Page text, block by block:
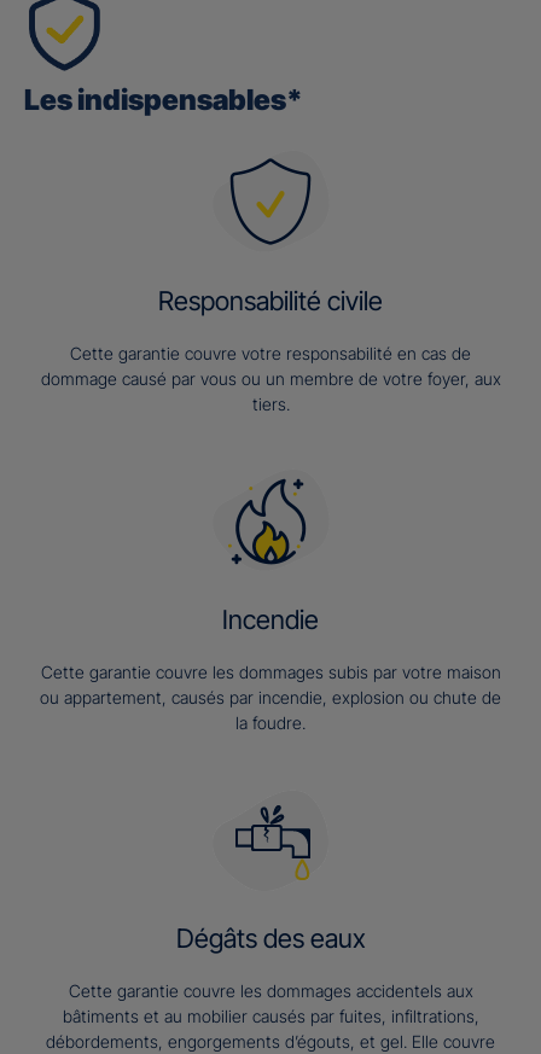
Les indispensables*
Responsabilité civile
Cette garantie couvre votre responsabilité en cas de
dommage causé par vous ou un membre de votre foyer, aux
tiers.
Incendie
Cette garantie couvre les dommages subis par votre maison
ou appartement, causés par incendie, explosion ou chute de
la foudre.
Dégâts des eaux
Cette garantie couvre les dommages accidentels aux
bâtiments et au mobilier causés par fuites, infiltrations,
débordements, engorgements d’égouts, et gel. Elle couvre